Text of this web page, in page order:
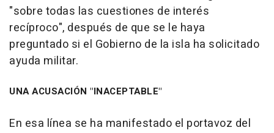
"sobre todas las cuestiones de interés
recíproco", después de que se le haya
preguntado si el Gobierno de la isla ha solicitado
ayuda militar.
UNA ACUSACIÓN "INACEPTABLE"
En esa línea se ha manifestado el portavoz del